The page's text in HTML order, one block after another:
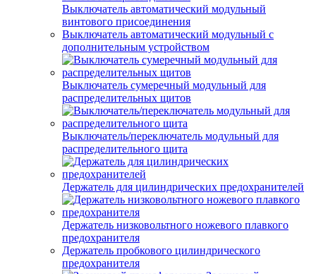
Выключатель автоматический модульный
винтового присоединения
Выключатель автоматический модульный с
дополнительным устройством
Выключатель сумеречный модульный для
распределительных щитов
Выключатель/переключатель модульный для
распределительного щита
Держатель для цилиндрических предохранителей
Держатель низковольтного ножевого плавкого
предохранителя
Держатель пробкового цилиндрического
предохранителя